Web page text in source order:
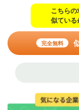
こちらの
似ている
完全無料